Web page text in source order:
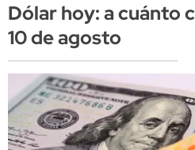
Dólar hoy: a cuánto
10 de agosto